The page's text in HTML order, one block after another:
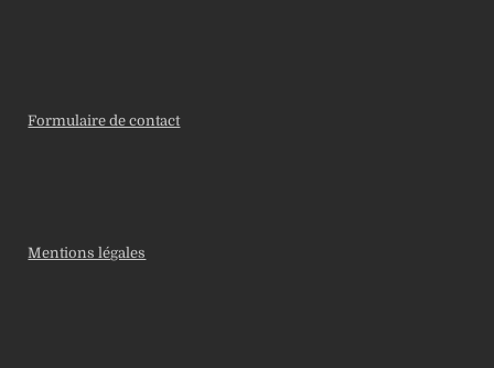
Formulaire de contact
Mentions légales